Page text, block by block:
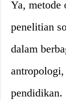
Ya, metode
penelitian
dalam
pendidikan.